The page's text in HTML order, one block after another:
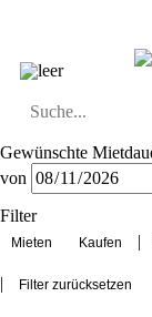
leer
DirndlDirndl
Hüte
Gewünschte
von
Filter
|
|